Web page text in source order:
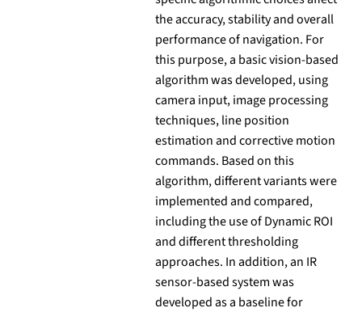
the accuracy, stability and overall
performance of navigation. For
this purpose, a basic vision-based
algorithm was developed, using
camera input, image processing
techniques, line position
estimation and corrective motion
commands. Based on this
algorithm, different variants were
implemented and compared,
including the use of Dynamic ROI
and different thresholding
approaches. In addition, an IR
sensor-based system was
developed as a baseline for